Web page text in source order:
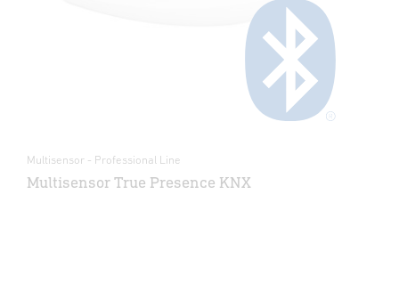
Multisensor - Professional Line
Multisensor True Presence KNX